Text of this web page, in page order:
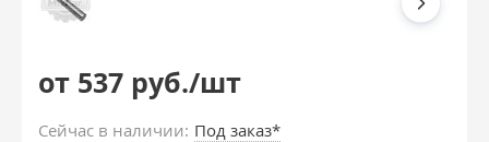
от 537 руб./шт
Сейчас в наличии: Под заказ*